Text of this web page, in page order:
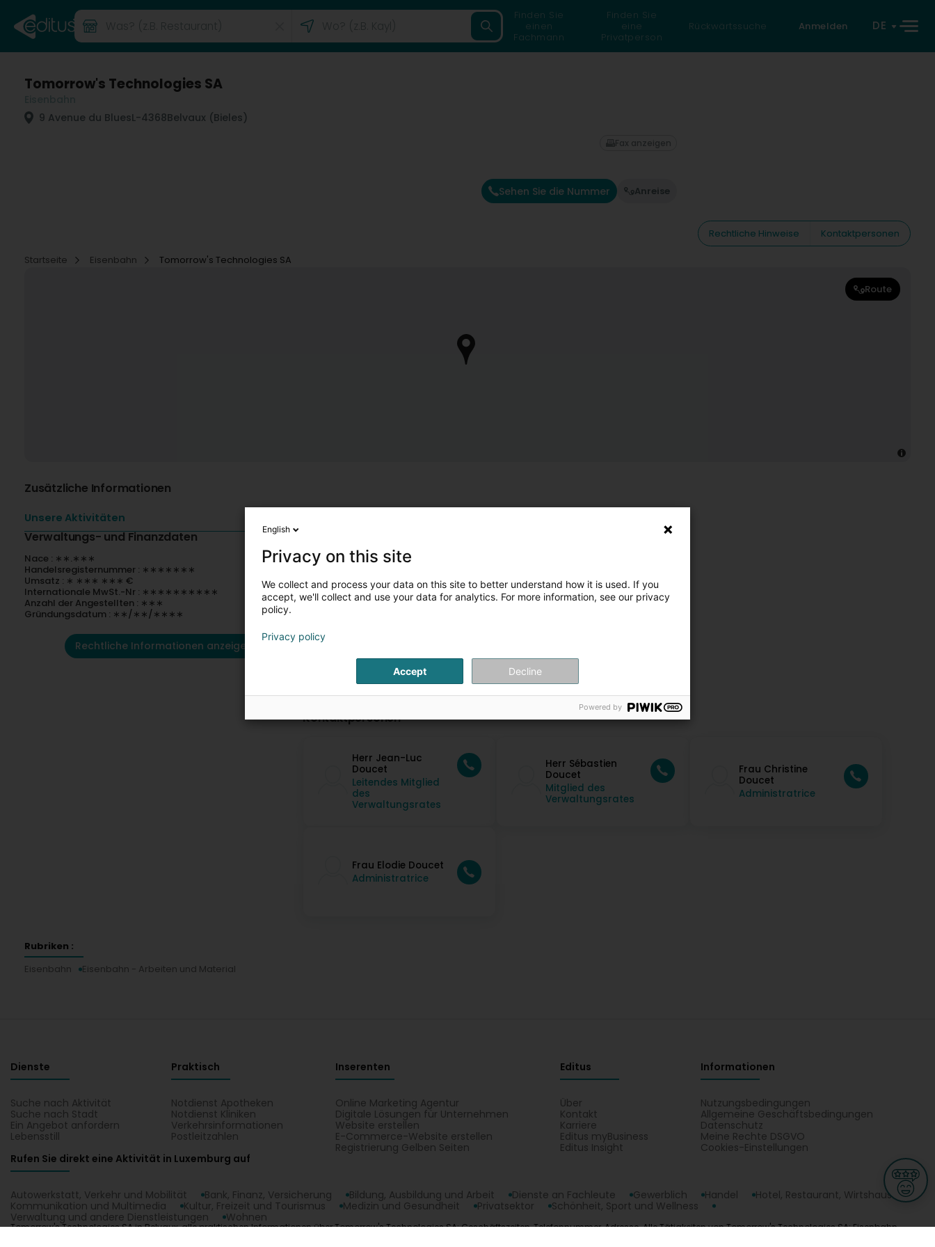
Finden Sie
einen
Fachmann
Finden Sie
eine
Privatperson
Rückwärtssuche Anmelden DE
Tomorrow's Technologies SA
9 Avenue du BluesL-4368Belvaux (Bieles)
Sehen Sie die Nummer Anreise
Fax anzeigen
Rechtliche Hinweise
Kontaktpersonen
Startseite
Eisenbahn Tomorrow's Technologies SA
Route
Zusätzliche Informationen
Unsere Aktivitäten
Verwaltungs- und Finanzdaten
Nace : ∗∗.∗∗∗
Handelsregisternummer : ∗∗∗∗∗∗∗
Umsatz : ∗ ∗∗∗ ∗∗∗ €
Internationale MwSt.-Nr : ∗∗∗∗∗∗∗∗∗∗
Anzahl der Angestellten : ∗∗∗
Gründungsdatum : ∗∗/∗∗/∗∗∗∗
Rechtliche Informationen anzeigen
Kontaktpersonen
Herr Jean-Luc
Doucet
Leitendes Mitglied
des
Verwaltungsrates
Herr Sébastien
Doucet
Mitglied des
Verwaltungsrates
Frau Christine
Doucet
Administratrice
Frau Elodie Doucet
Administratrice
Rubriken :
Eisenbahn
Eisenbahn - Arbeiten und Material
Dienste
Suche nach Aktivität
Suche nach Stadt
Ein Angebot anfordern
Lebensstill
Praktisch
Notdienst Apotheken
Notdienst Kliniken
Verkehrsinformationen
Postleitzahlen
Inserenten
Online Marketing Agentur
Digitale Lösungen für Unternehmen
Website erstellen
E-Commerce-Website erstellen
Registrierung Gelben Seiten
Editus
Über
Kontakt
Karriere
Editus myBusiness
Editus Insight
Informationen
Nutzungsbedingungen
Allgemeine Geschäftsbedingungen
Datenschutz
Meine Rechte DSGVO
Cookies-Einstellungen
Rufen Sie direkt eine Aktivität in Luxemburg auf
Autowerkstatt, Verkehr und Mobilität Bank, Finanz, Versicherung Bildung, Ausbildung und Arbeit Dienste an Fachleute Gewerblich Handel
Hotel, Restaurant, Wirtshaus
Kommunikation und Multimedia
Kultur, Freizeit und Tourismus Medizin und Gesundheit Privatsektor
Schönheit, Sport und Wellness
Verwaltung und andere Dienstleistungen
Wohnen
Tomorrow's Technologies SA in Belvaux, alle praktischen Informationen über Tomorrow's Technologies SA: Geschäftszeiten, Telefonnummer, Adresse. Alle Tätigkeiten von Tomorrow's Technologies SA: Eisenbahn,
English
Privacy on this site
We collect and process your data on this site to better understand how it is used. If you
accept, we'll collect and use your data for analytics. For more information, see our privacy
policy.
Privacy policy
Accept Decline
Powered by